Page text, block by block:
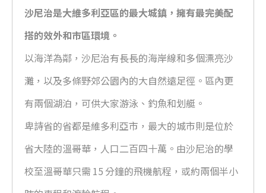
沙尼治是大維多利亞區的最大城鎮，擁有最完美配
搭的效外和市區環境。
以海洋為鄰，沙尼治有長長的海岸線和多個漂亮沙
灘，以及多條野郊公園內的大自然遠足徑。區內更
有兩個湖泊，可供大家游泳、釣魚和划艇。
卑詩省的省都是維多利亞市，最大的城市則是位於
省大陸的溫哥華，人口二百四十萬。由沙尼治的學
校至溫哥華只需 15 分鐘的飛機航程，或約兩個半小